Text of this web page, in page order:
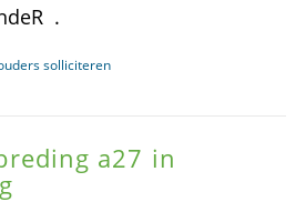
.
solliciteren
a27 in